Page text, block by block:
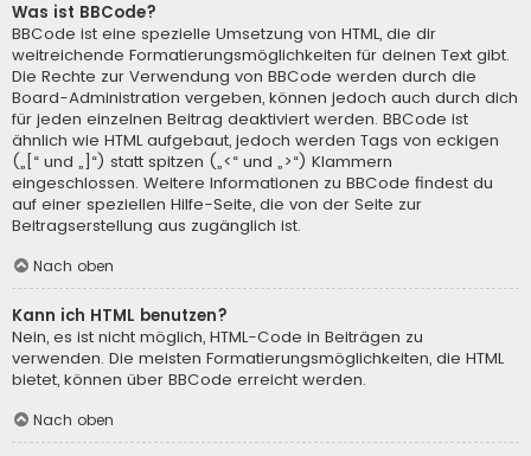
Was ist BBCode?
BBCode ist eine spezielle Umsetzung von HTML, die dir
weitreichende Formatierungsmöglichkeiten für deinen Text gibt.
Die Rechte zur Verwendung von BBCode werden durch die
Board-Administration vergeben, können jedoch auch durch dich
für jeden einzelnen Beitrag deaktiviert werden. BBCode ist
ähnlich wie HTML aufgebaut, jedoch werden Tags von eckigen
(„[“ und „]“) statt spitzen („<“ und „>“) Klammern
eingeschlossen. Weitere Informationen zu BBCode findest du
auf einer speziellen Hilfe-Seite, die von der Seite zur
Beitragserstellung aus zugänglich ist.
Nach oben
Kann ich HTML benutzen?
Nein, es ist nicht möglich, HTML-Code in Beiträgen zu
verwenden. Die meisten Formatierungsmöglichkeiten, die HTML
bietet, können über BBCode erreicht werden.
Nach oben